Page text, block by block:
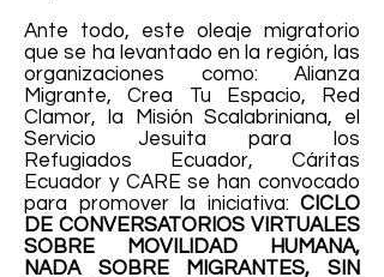
Ante todo, este oleaje migratorio
que se ha levantado en la región, las
organizaciones como: Alianza
Migrante, Crea Tu Espacio, Red
Clamor, la Misión Scalabriniana, el
Servicio Jesuita para los
Refugiados Ecuador, Cáritas
Ecuador y CARE se han convocado
para promover la iniciativa: CICLO
DE CONVERSATORIOS VIRTUALES
SOBRE MOVILIDAD HUMANA,
NADA SOBRE MIGRANTES, SIN